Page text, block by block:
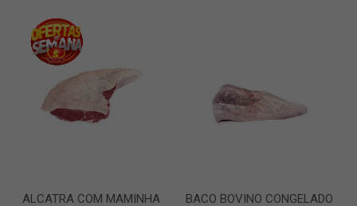
ALCATRA COM MAMINHA
BACO BOVINO CONGELADO